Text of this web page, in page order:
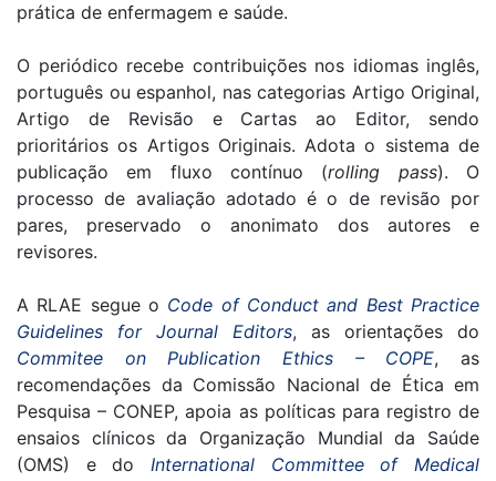
prática de enfermagem e saúde.
O periódico recebe contribuições nos idiomas inglês,
português ou espanhol, nas categorias Artigo Original,
Artigo de Revisão e Cartas ao Editor, sendo
prioritários os Artigos Originais. Adota o sistema de
publicação em fluxo contínuo (rolling pass). O
processo de avaliação adotado é o de revisão por
pares, preservado o anonimato dos autores e
revisores.
A RLAE segue o Code of Conduct and Best Practice
Guidelines for Journal Editors, as orientações do
Commitee on Publication Ethics – COPE, as
recomendações da Comissão Nacional de Ética em
Pesquisa – CONEP, apoia as políticas para registro de
ensaios clínicos da Organização Mundial da Saúde
(OMS) e do International Committee of Medical